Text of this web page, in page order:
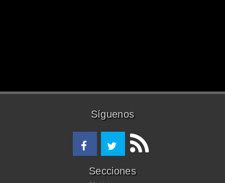
Síguenos
Secciones